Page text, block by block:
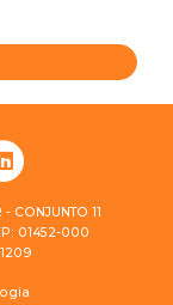
CONJUNTO 11
01452-000